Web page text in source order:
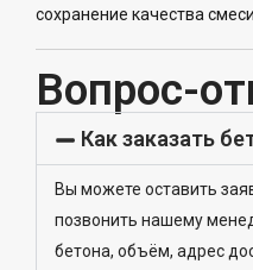
сохранение качества смеси.
Вопрос-
Как заказать
Вы можете оставить
позвонить нашему
бетона, объём, адрес